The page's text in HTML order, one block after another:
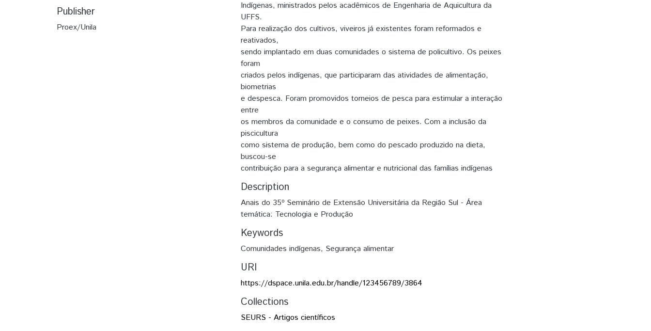
Publisher
Proex/Unila
Indígenas, ministrados pelos acadêmicos de Engenharia de Aquicultura da
UFFS.
Para realização dos cultivos, viveiros já existentes foram reformados e
reativados,
sendo implantado em duas comunidades o sistema de policultivo. Os peixes
foram
criados pelos indígenas, que participaram das atividades de alimentação,
biometrias
e despesca. Foram promovidos torneios de pesca para estimular a interação
entre
os membros da comunidade e o consumo de peixes. Com a inclusão da
piscicultura
como sistema de produção, bem como do pescado produzido na dieta,
buscou-se
contribuição para a segurança alimentar e nutricional das famílias indígenas
Description
Anais do 35º Seminário de Extensão Universitária da Região Sul - Área
temática: Tecnologia e Produção
Keywords
Comunidades indígenas, Segurança alimentar
URI
https://dspace.unila.edu.br/handle/123456789/3864
Collections
SEURS - Artigos científicos